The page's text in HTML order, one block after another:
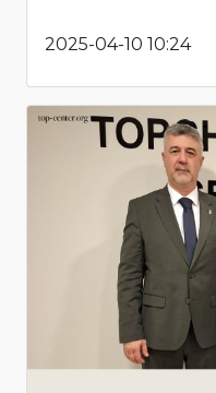
2025-04-10 10:24